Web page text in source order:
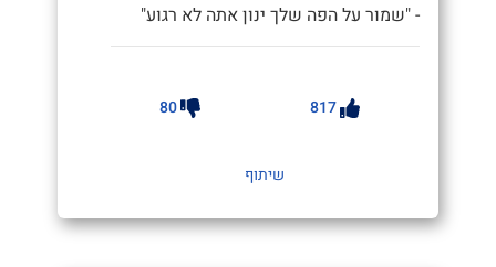
- "שמור על הפה שלך ינון אתה לא רגוע"
817
80
שיתוף